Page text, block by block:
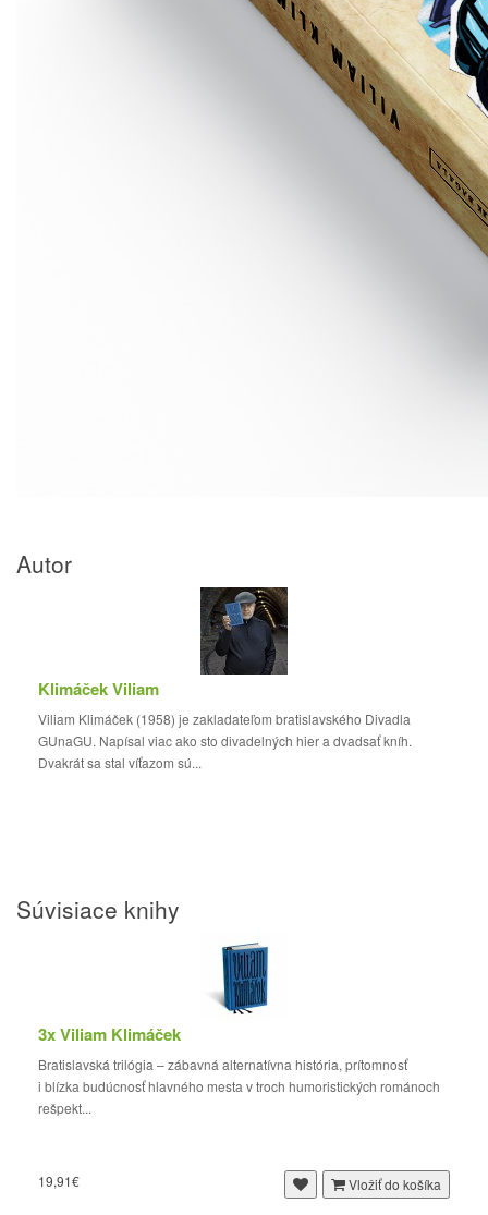
Autor
Klimáček Viliam
Viliam Klimáček (1958) je zakladateľom bratislavského Divadla
GUnaGU. Napísal viac ako sto divadelných hier a dvadsať kníh.
Dvakrát sa stal víťazom sú...
Súvisiace knihy
3x Viliam Klimáček
Bratislavská trilógia – zábavná alternatívna história, prítomnosť
i blízka budúcnosť hlavného mesta v troch humoristických románoch
rešpekt...
19,91€ Vložiť do košíka